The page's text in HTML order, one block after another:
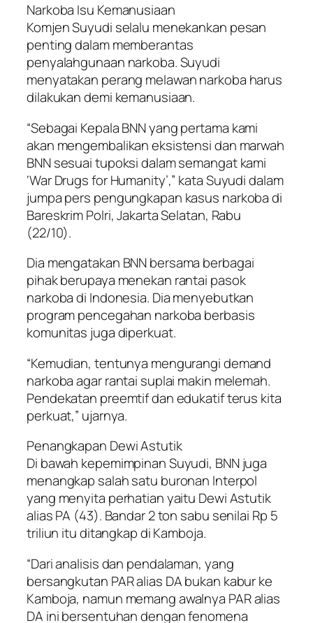
Narkoba Isu Kemanusiaan
Komjen Suyudi selalu menekankan pesan
penting dalam memberantas
penyalahgunaan narkoba. Suyudi
menyatakan perang melawan narkoba harus
dilakukan demi kemanusiaan.
“Sebagai Kepala BNN yang pertama kami
akan mengembalikan eksistensi dan marwah
BNN sesuai tupoksi dalam semangat kami
‘War Drugs for Humanity’,” kata Suyudi dalam
jumpa pers pengungkapan kasus narkoba di
Bareskrim Polri, Jakarta Selatan, Rabu
(22/10).
Dia mengatakan BNN bersama berbagai
pihak berupaya menekan rantai pasok
narkoba di Indonesia. Dia menyebutkan
program pencegahan narkoba berbasis
komunitas juga diperkuat.
“Kemudian, tentunya mengurangi demand
narkoba agar rantai suplai makin melemah.
Pendekatan preemtif dan edukatif terus kita
perkuat,” ujarnya.
Penangkapan Dewi Astutik
Di bawah kepemimpinan Suyudi, BNN juga
menangkap salah satu buronan Interpol
yang menyita perhatian yaitu Dewi Astutik
alias PA (43). Bandar 2 ton sabu senilai Rp 5
triliun itu ditangkap di Kamboja.
“Dari analisis dan pendalaman, yang
bersangkutan PAR alias DA bukan kabur ke
Kamboja, namun memang awalnya PAR alias
DA ini bersentuhan dengan fenomena